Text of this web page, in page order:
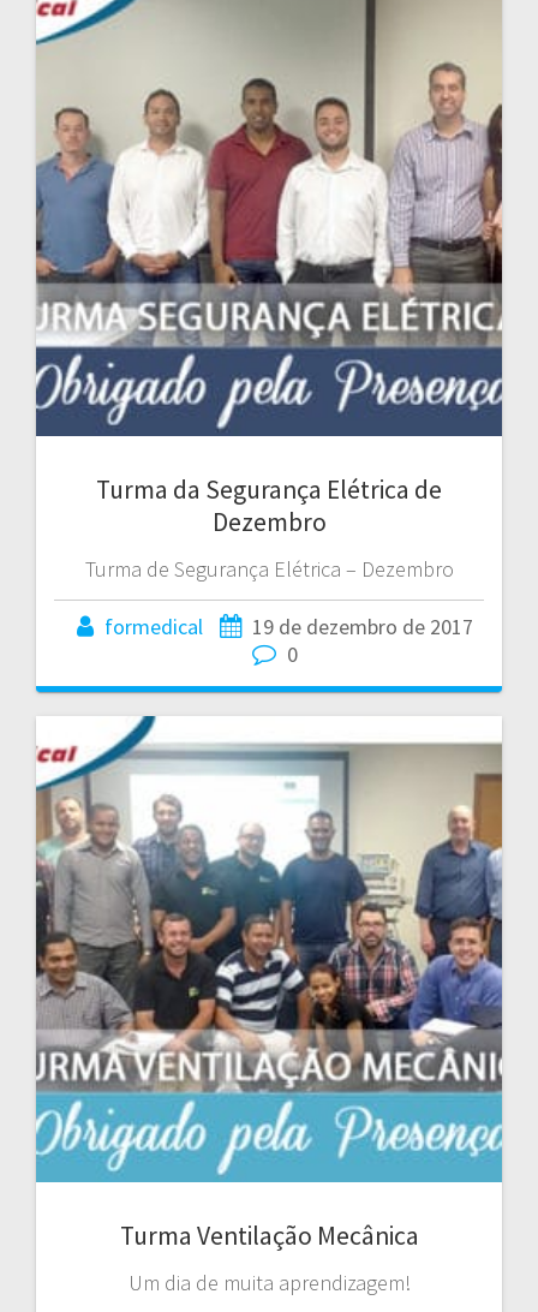
Turma da Segurança Elétrica de
Dezembro
Turma de Segurança Elétrica – Dezembro
formedical
19 de dezembro de 2017
0
Turma Ventilação Mecânica
Um dia de muita aprendizagem!